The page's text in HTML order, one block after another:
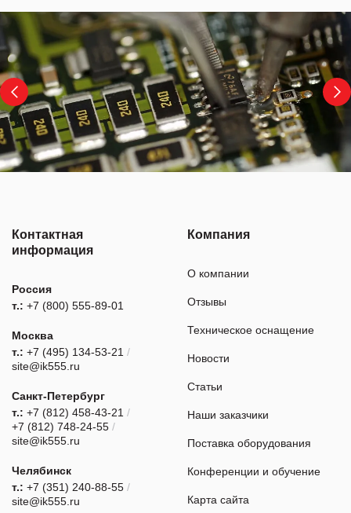
Контактная
информация
Россия
т.: +7 (800) 555-89-01
Москва
т.: +7 (495) 134-53-21 /
site@ik555.ru
Санкт-Петербург
т.: +7 (812) 458-43-21 /
+7 (812) 748-24-55 /
site@ik555.ru
Челябинск
т.: +7 (351) 240-88-55 /
site@ik555.ru
Компания
О компании
Отзывы
Техническое оснащение
Новости
Статьи
Наши заказчики
Поставка оборудования
Конференции и обучение
Карта сайта